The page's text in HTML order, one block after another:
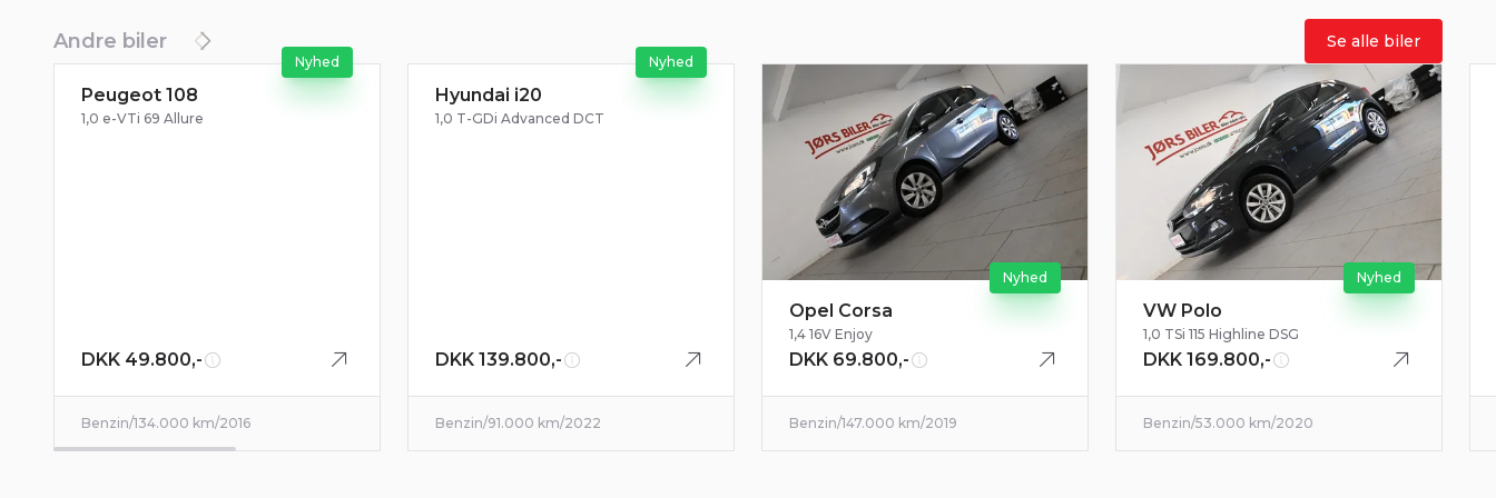
Andre biler Se alle biler
Billeder kommer snart
Nyhed
Peugeot 108
1,0 e-VTi 69 Allure
DKK 49.800,-
Benzin/134.000 km/2016
Billeder kommer snart
Nyhed
Hyundai i20
1,0 T-GDi Advanced DCT
DKK 139.800,-
Benzin/91.000 km/2022
Nyhed
Opel Corsa
1,4 16V Enjoy
DKK 69.800,-
Benzin/147.000 km/2019
Nyhed
VW Polo
1,0 TSi 115 Highline DSG
DKK 169.800,-
Benzin/53.000 km/2020